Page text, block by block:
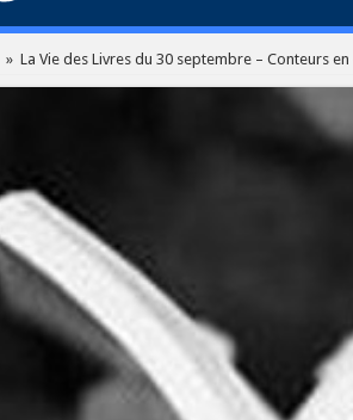
» La Vie des Livres du 30 septembre – Conteurs